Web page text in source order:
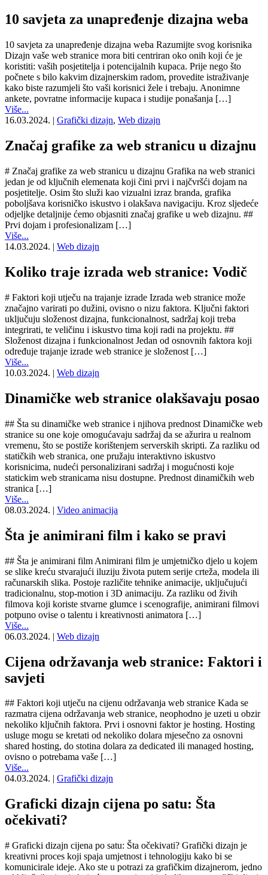
10 savjeta za unapređenje dizajna weba
10 savjeta za unapređenje dizajna weba Razumijte svog korisnika
Dizajn vaše web stranice mora biti centriran oko onih koji će je
koristiti: vaših posjetitelja i potencijalnih kupaca. Prije nego što
počnete s bilo kakvim dizajnerskim radom, provedite istraživanje
kako biste razumjeli što vaši korisnici žele i trebaju. Anonimne
ankete, povratne informacije kupaca i studije ponašanja […]
Više...
16.03.2024. | Grafički dizajn, Web dizajn
Značaj grafike za web stranicu u dizajnu
# Značaj grafike za web stranicu u dizajnu Grafika na web stranici
jedan je od ključnih elemenata koji čini prvi i najčvršći dojam na
posjetitelje. Osim što služi kao vizualni izraz branda, grafika
poboljšava korisničko iskustvo i olakšava navigaciju. Kroz sljedeće
odjeljke detaljnije ćemo objasniti značaj grafike u web dizajnu. ##
Prvi dojam i profesionalizam […]
Više...
14.03.2024. | Web dizajn
Koliko traje izrada web stranice: Vodič
# Faktori koji utječu na trajanje izrade Izrada web stranice može
značajno varirati po dužini, ovisno o nizu faktora. Ključni faktori
uključuju složenost dizajna, funkcionalnost, sadržaj koji treba
integrirati, te veličinu i iskustvo tima koji radi na projektu. ##
Složenost dizajna i funkcionalnost Jedan od osnovnih faktora koji
određuje trajanje izrade web stranice je složenost […]
Više...
10.03.2024. | Web dizajn
Dinamičke web stranice olakšavaju posao
## Šta su dinamičke web stranice i njihova prednost Dinamičke web
stranice su one koje omogućavaju sadržaj da se ažurira u realnom
vremenu, što se postiže korištenjem serverskih skripti. Za razliku od
statičkih web stranica, one pružaju interaktivno iskustvo
korisnicima, nudeći personalizirani sadržaj i mogućnosti koje
statickim web stranicama nisu dostupne. Prednost dinamičkih web
stranica […]
Više...
08.03.2024. | Video animacija
Šta je animirani film i kako se pravi
## Šta je animirani film Animirani film je umjetničko djelo u kojem
se slike kreću stvarajući iluziju života putem serije crteža, modela ili
računarskih slika. Postoje različite tehnike animacije, uključujući
tradicionalnu, stop-motion i 3D animaciju. Za razliku od živih
filmova koji koriste stvarne glumce i scenografije, animirani filmovi
potpuno ovise o talentu i kreativnosti animatora […]
Više...
06.03.2024. | Web dizajn
Cijena održavanja web stranice: Faktori i
savjeti
## Faktori koji utječu na cijenu održavanja web stranice Kada se
razmatra cijena održavanja web stranice, neophodno je uzeti u obzir
nekoliko ključnih faktora. Prvi i osnovni faktor je hosting. Hosting
usluge mogu se kretati od nekoliko dolara mjesečno za osnovni
shared hosting, do stotina dolara za dedicated ili managed hosting,
ovisno o potrebama vaše […]
Više...
04.03.2024. | Grafički dizajn
Graficki dizajn cijena po satu: Šta
očekivati?
# Graficki dizajn cijena po satu: Šta očekivati? Grafički dizajn je
kreativni proces koji spaja umjetnost i tehnologiju kako bi se
komunicirale ideje. Ako ste u potrazi za grafičkim dizajnerom, jedno